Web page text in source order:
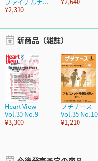
¥2,310
新商品（雑誌）
Heart View
Vol.30 No.9
¥3,300
プチナース
Vol.35 No.10
¥1,210